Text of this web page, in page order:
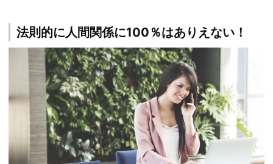
法則的に人間関係に100％はありえない！